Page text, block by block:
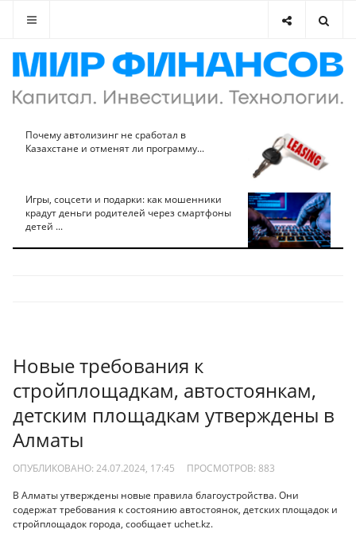
Почему автолизинг не сработал в
Казахстане и отменят ли программу...
Игры, соцсети и подарки: как мошенники
крадут деньги родителей через смартфоны
детей ...
Новые требования к
стройплощадкам, автостоянкам,
детским площадкам утверждены в
Алматы
ОПУБЛИКОВАНО: 24.07.2024, 17:45 ПРОСМОТРОВ: 883
В Алматы утверждены новые правила благоустройства. Они
содержат требования к состоянию автостоянок, детских площадок и
стройплощадок города, сообщает uchet.kz.